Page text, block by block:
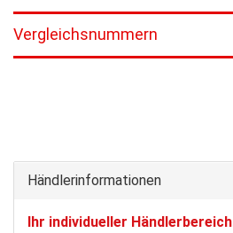
Vergleichsnummern
Händlerinformationen
Ihr individueller